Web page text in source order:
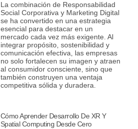
La combinación de Responsabilidad
Social Corporativa y Marketing Digital
se ha convertido en una estrategia
esencial para destacar en un
mercado cada vez más exigente. Al
integrar propósito, sostenibilidad y
comunicación efectiva, las empresas
no solo fortalecen su imagen y atraen
al consumidor consciente, sino que
también construyen una ventaja
competitiva sólida y duradera.
Cómo Aprender Desarrollo De XR Y
Spatial Computing Desde Cero